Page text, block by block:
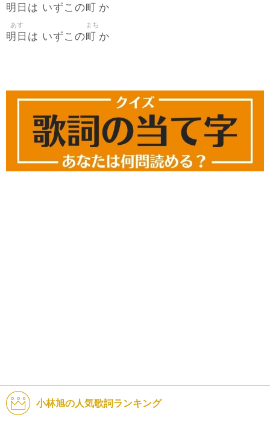
明日 は いずこの町 か
明日
あす
は いずこの町
まち
か
小林旭の人気歌詞ランキング